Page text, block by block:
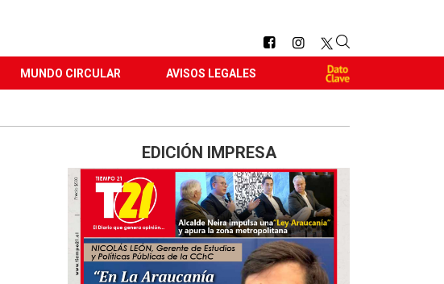
MUNDO CIRCULAR AVISOS LEGALES
EDICIÓN IMPRESA